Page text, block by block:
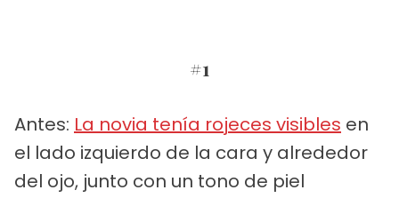
#1
Antes: La novia tenía rojeces visibles en
el lado izquierdo de la cara y alrededor
del ojo, junto con un tono de piel